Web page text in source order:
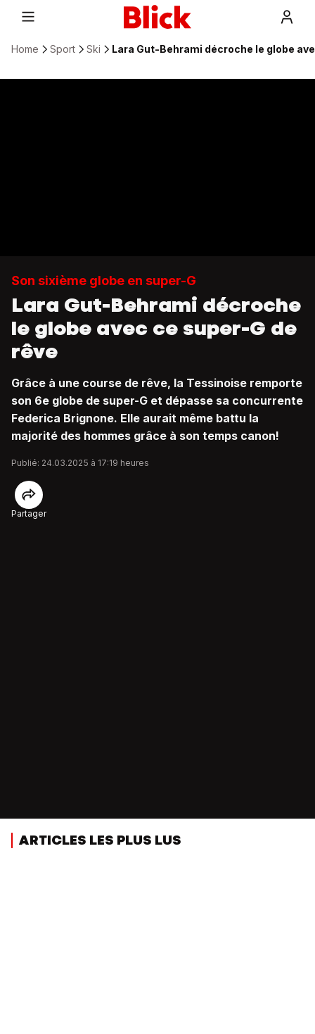
Home Sport Ski Lara Gut-Behrami décroche le globe
Son sixième globe en super-G
Lara Gut-Behrami décroche
le globe avec ce super-G de
rêve
Grâce à une course de rêve, la Tessinoise remporte
son 6e globe de super-G et dépasse sa concurrente
Federica Brignone. Elle aurait même battu la
majorité des hommes grâce à son temps canon!
Publié: 24.03.2025 à 17:19 heures
Partager
ARTICLES LES PLUS LUS